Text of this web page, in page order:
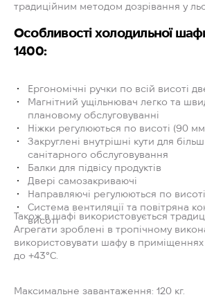
традиційним методом дозрівання у
Особливості холодильної
1400:
Ергономічні ручки по всій висоті
Магнітний ущільнювач легко та
плановому обслуговуванні
Ніжки регулюються по висоті (90
Закруглені внутрішні кути для
санітарного обслуговування
Балки для підвісу продуктів
Двері самозакриваючі
Направляючі регулюються по висоті
Система вентиляції та повітряна
висоті
Також в шафі використовується
Агрегати зроблені в тропічному
використовувати шафу в
до +43°C.
Максимальне завантаження: 120 кг.